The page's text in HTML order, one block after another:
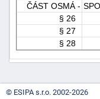
ČÁST OSMÁ -
§ 26
§ 27
§ 28
© ESIPA s.r.o. 2002-2026